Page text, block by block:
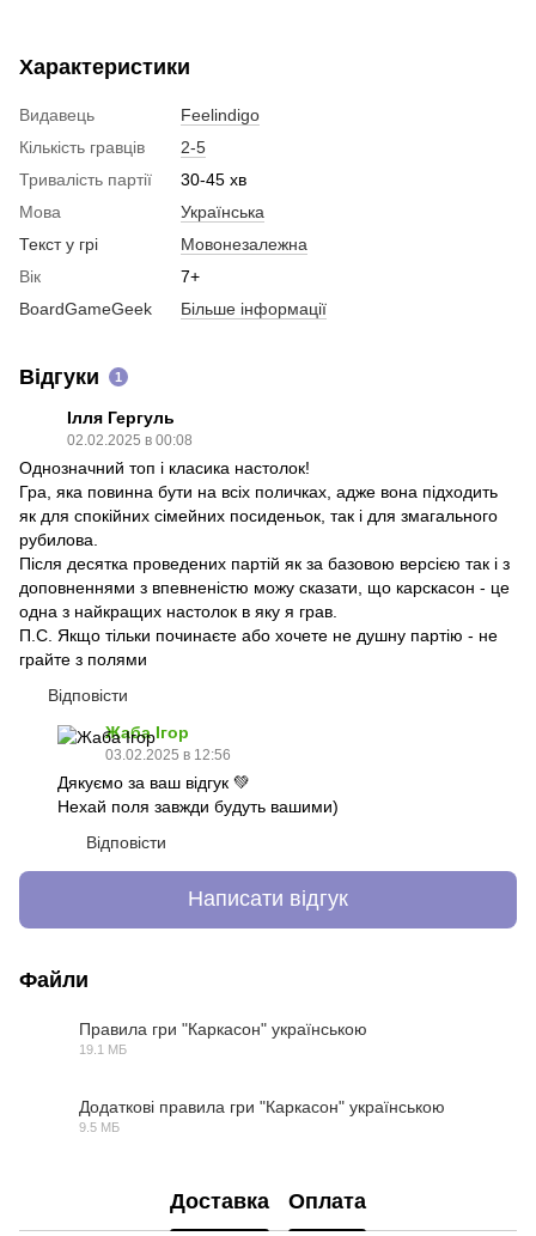
Характеристики
Видавець
Feelindigo
Кiлькiсть гравцiв
2-5
Тривалiсть партiї
30-45 хв
Мова
Українська
Текст у грi
Мовонезалежна
Вiк
7+
BoardGameGeek
Більше інформації
Відгуки 1
Ілля Гергуль
02.02.2025 в 00:08
Однозначний топ і класика настолок!
Гра, яка повинна бути на всіх поличках, адже вона підходить
як для спокійних сімейних посиденьок, так і для змагального
рубилова.
Після десятка проведених партій як за базовою версією так і з
доповненнями з впевненістю можу сказати, що карскасон - це
одна з найкращих настолок в яку я грав.
П.С. Якщо тільки починаєте або хочете не душну партію - не
грайте з полями
Відповісти
Жаба Ігор
03.02.2025 в 12:56
Дякуємо за ваш відгук 💚
Нехай поля завжди будуть вашими)
Відповісти
Написати відгук
Файли
Правила гри "Каркасон" українською
19.1 МБ
Додаткові правила гри "Каркасон" українською
9.5 МБ
Доставка Оплата